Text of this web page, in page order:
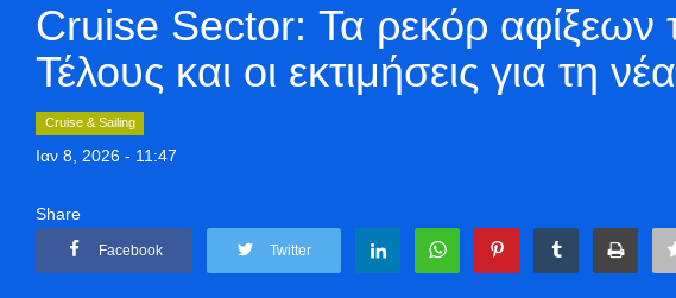
Cruise Sector: Τα ρεκόρ αφίξεων
Τέλους και οι εκτιμήσεις για τη
Cruise & Sailing
Ιαν 8, 2026 - 11:47
Share
Facebook Twitter